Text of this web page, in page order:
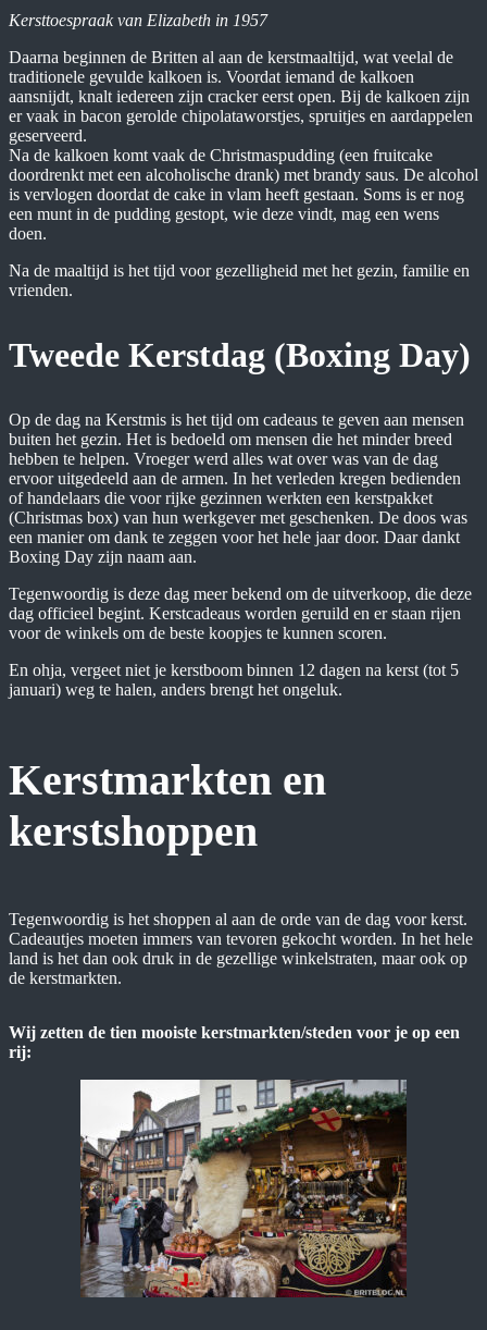
Kersttoespraak van Elizabeth in 1957
Daarna beginnen de Britten al aan de kerstmaaltijd, wat veelal de
traditionele gevulde kalkoen is. Voordat iemand de kalkoen
aansnijdt, knalt iedereen zijn cracker eerst open. Bij de kalkoen zijn
er vaak in bacon gerolde chipolataworstjes, spruitjes en aardappelen
geserveerd.
Na de kalkoen komt vaak de Christmaspudding (een fruitcake
doordrenkt met een alcoholische drank) met brandy saus. De alcohol
is vervlogen doordat de cake in vlam heeft gestaan. Soms is er nog
een munt in de pudding gestopt, wie deze vindt, mag een wens
doen.
Na de maaltijd is het tijd voor gezelligheid met het gezin, familie en
vrienden.
Tweede Kerstdag (Boxing Day)
Op de dag na Kerstmis is het tijd om cadeaus te geven aan mensen
buiten het gezin. Het is bedoeld om mensen die het minder breed
hebben te helpen. Vroeger werd alles wat over was van de dag
ervoor uitgedeeld aan de armen. In het verleden kregen bedienden
of handelaars die voor rijke gezinnen werkten een kerstpakket
(Christmas box) van hun werkgever met geschenken. De doos was
een manier om dank te zeggen voor het hele jaar door. Daar dankt
Boxing Day zijn naam aan.
Tegenwoordig is deze dag meer bekend om de uitverkoop, die deze
dag officieel begint. Kerstcadeaus worden geruild en er staan rijen
voor de winkels om de beste koopjes te kunnen scoren.
En ohja, vergeet niet je kerstboom binnen 12 dagen na kerst (tot 5
januari) weg te halen, anders brengt het ongeluk.
Kerstmarkten en
kerstshoppen
Tegenwoordig is het shoppen al aan de orde van de dag voor kerst.
Cadeautjes moeten immers van tevoren gekocht worden. In het hele
land is het dan ook druk in de gezellige winkelstraten, maar ook op
de kerstmarkten.
Wij zetten de tien mooiste kerstmarkten/steden voor je op een
rij: